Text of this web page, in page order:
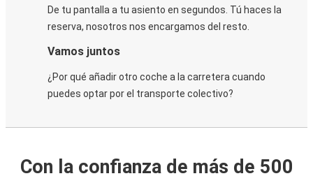
De tu pantalla a tu asiento en segundos. Tú haces la
reserva, nosotros nos encargamos del resto.
Vamos juntos
¿Por qué añadir otro coche a la carretera cuando
puedes optar por el transporte colectivo?
Con la confianza de más de 500